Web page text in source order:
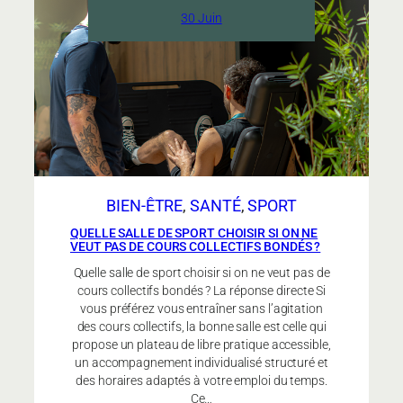
et
une
salle
de
sport
low
cost
?
30 Juin
BIEN-ÊTRE, SANTÉ, SPORT
QUELLE SALLE DE SPORT CHOISIR SI ON NE
VEUT PAS DE COURS COLLECTIFS BONDÉS ?
Quelle salle de sport choisir si on ne veut pas de
cours collectifs bondés ? La réponse directe Si
vous préférez vous entraîner sans l’agitation
des cours collectifs, la bonne salle est celle qui
propose un plateau de libre pratique accessible,
un accompagnement individualisé structuré et
des horaires adaptés à votre emploi du temps.
Ce…